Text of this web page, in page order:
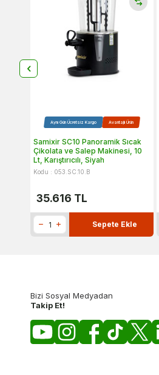
Aynı Gün Ücretsiz Kargo Avantajlı Ürün
Samixir SC10 Panoramik Sıcak
Çikolata ve Salep Makinesi, 10
Lt, Karıştırıcılı, Siyah
Kodu : 053.SC.10.B
35.616 TL
Sepete Ekle
Bizi Sosyal Medyadan
Takip Et!